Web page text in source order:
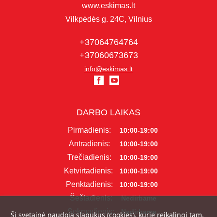
www.eskimas.lt
Vilkpėdės g. 24C, Vilnius
+37064764764
+37060673673
info@eskimas.lt
DARBO LAIKAS
Pirmadienis: 10:00-19:00
Antradienis: 10:00-19:00
Trečiadienis: 10:00-19:00
Ketvirtadienis: 10:00-19:00
Penktadienis: 10:00-19:00
Šeštadienis: Nedirbame
Sekmadienis: Nedirbame
Ši svetainė naudoja slapukus (cookies), kurie reikalingi tam,